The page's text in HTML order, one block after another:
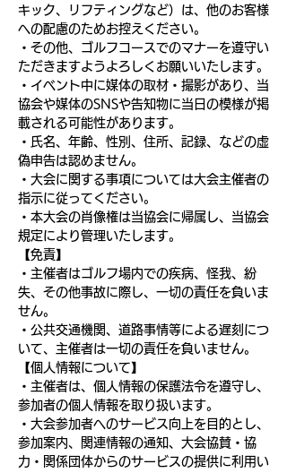
キック、リフティングなど）は、他のお客様
への配慮のためお控えください。
・その他、ゴルフコースでのマナーを遵守い
ただきますようよろしくお願いいたします。
・イベント中に媒体の取材・撮影があり、当
協会や媒体のSNSや告知物に当日の模様が掲
載される可能性があります。
・氏名、年齢、性別、住所、記録、などの虚
偽申告は認めません。
・大会に関する事項については大会主催者の
指示に従ってください。
・本大会の肖像権は当協会に帰属し、当協会
規定により管理いたします。
【免責】
・主催者はゴルフ場内での疾病、怪我、紛
失、その他事故に際し、一切の責任を負いま
せん。
・公共交通機関、道路事情等による遅刻につ
いて、主催者は一切の責任を負いません。
【個人情報について】
・主催者は、個人情報の保護法令を遵守し、
参加者の個人情報を取り扱います。
・大会参加者へのサービス向上を目的とし、
参加案内、関連情報の通知、大会協賛・協
力・関係団体からのサービスの提供に利用い